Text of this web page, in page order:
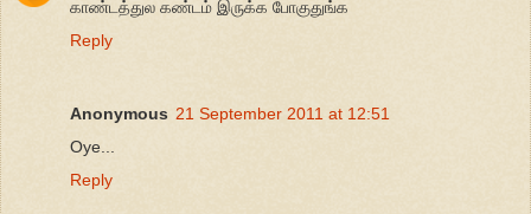
காண்டத்துல கண்டம் இருக்க போகுதுங்க
Reply
Anonymous 21 September 2011 at 12:51
Oye...
Reply